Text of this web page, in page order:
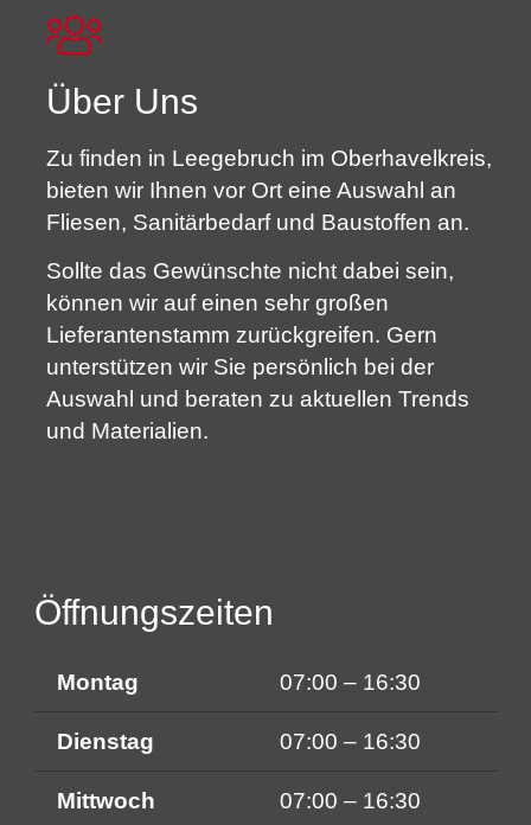
Über Uns
Zu finden in Leegebruch im Oberhavelkreis,
bieten wir Ihnen vor Ort eine Auswahl an
Fliesen, Sanitärbedarf und Baustoffen an.
Sollte das Gewünschte nicht dabei sein,
können wir auf einen sehr großen
Lieferantenstamm zurückgreifen. Gern
unterstützen wir Sie persönlich bei der
Auswahl und beraten zu aktuellen Trends
und Materialien.
Öffnungszeiten
Montag 07:00 – 16:30
Dienstag 07:00 – 16:30
Mittwoch 07:00 – 16:30